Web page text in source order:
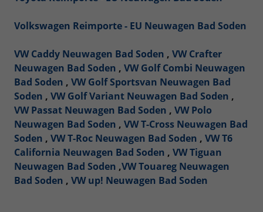
Volkswagen Reimporte - EU Neuwagen Bad Soden
VW Caddy Neuwagen Bad Soden , VW Crafter
Neuwagen Bad Soden , VW Golf Combi Neuwagen
Bad Soden , VW Golf Sportsvan Neuwagen Bad
Soden , VW Golf Variant Neuwagen Bad Soden ,
VW Passat Neuwagen Bad Soden , VW Polo
Neuwagen Bad Soden , VW T-Cross Neuwagen Bad
Soden , VW T-Roc Neuwagen Bad Soden , VW T6
California Neuwagen Bad Soden , VW Tiguan
Neuwagen Bad Soden ,VW Touareg Neuwagen
Bad Soden , VW up! Neuwagen Bad Soden